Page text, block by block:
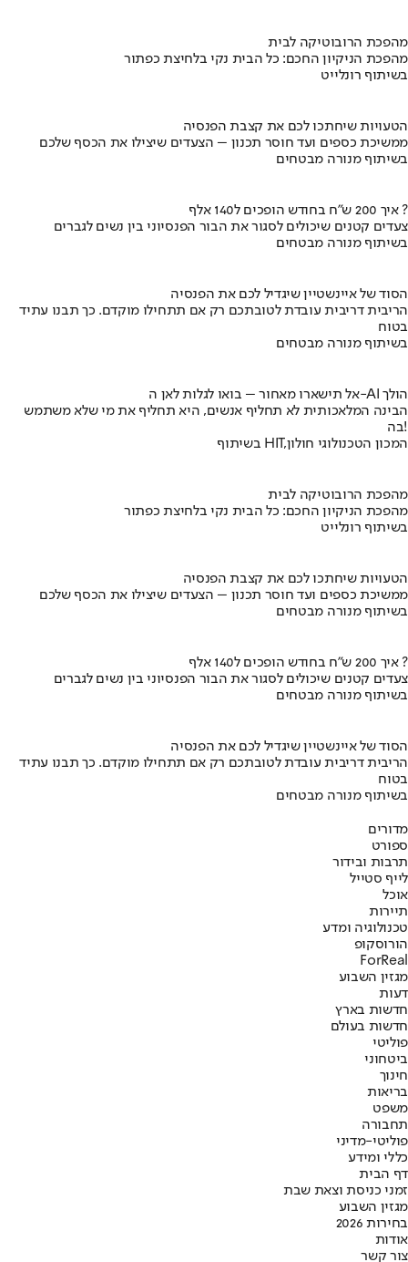
מהפכת הרובוטיקה לבית
מהפכת הניקיון החכם: כל הבית נקי בלחיצת כפתור
בשיתוף רונלייט
הטעויות שיחתכו לכם את קצבת הפנסיה
ממשיכת כספים ועד חוסר תכנון – הצעדים שיצילו את הכסף שלכם
בשיתוף מנורה מבטחים
איך 200 ש"ח בחודש הופכים ל140 אלף ?
צעדים קטנים שיכולים לסגור את הבור הפנסיוני בין נשים לגברים
בשיתוף מנורה מבטחים
הסוד של איינשטיין שיגדיל לכם את הפנסיה
הריבית דריבית עובדת לטובתכם רק אם תתחילו מוקדם. כך תבנו עתיד
בטוח
בשיתוף מנורה מבטחים
אל תישארו מאחור – בואו לגלות לאן ה-AI הולך
הבינה המלאכותית לא תחליף אנשים, היא תחליף את מי שלא משתמש
בה!
בשיתוף HIT,המכון הטכנולוגי חולון
מהפכת הרובוטיקה לבית
מהפכת הניקיון החכם: כל הבית נקי בלחיצת כפתור
בשיתוף רונלייט
הטעויות שיחתכו לכם את קצבת הפנסיה
ממשיכת כספים ועד חוסר תכנון – הצעדים שיצילו את הכסף שלכם
בשיתוף מנורה מבטחים
איך 200 ש"ח בחודש הופכים ל140 אלף ?
צעדים קטנים שיכולים לסגור את הבור הפנסיוני בין נשים לגברים
בשיתוף מנורה מבטחים
הסוד של איינשטיין שיגדיל לכם את הפנסיה
הריבית דריבית עובדת לטובתכם רק אם תתחילו מוקדם. כך תבנו עתיד
בטוח
בשיתוף מנורה מבטחים
מדורים
ספורט
תרבות ובידור
לייף סטייל
אוכל
תיירות
טכנולוגיה ומדע
הורוסקופ
ForReal
מגזין השבוע
דעות
חדשות בארץ
חדשות בעולם
פוליטי
ביטחוני
חינוך
בריאות
משפט
תחבורה
פוליטי-מדיני
כללי ומידע
דף הבית
זמני כניסת וצאת שבת
מגזין השבוע
בחירות 2026
אודות
צור קשר